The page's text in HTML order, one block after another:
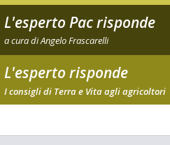
L'esperto Pac risponde
a cura di Angelo Frascarelli
L'esperto risponde
I consigli di Terra e Vita agli agricoltori